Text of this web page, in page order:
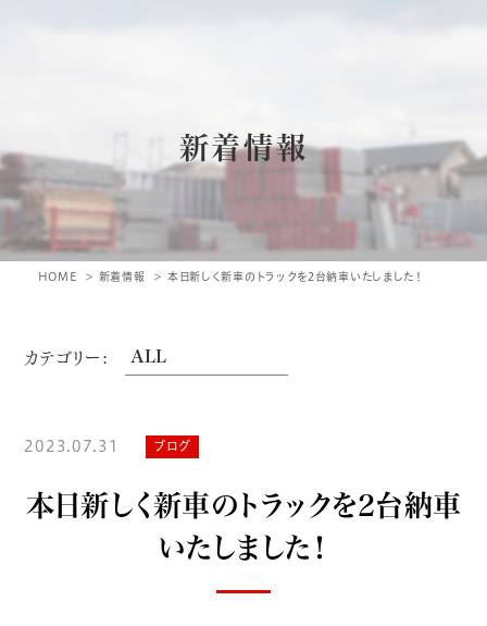
新着情報
HOME 新着情報 本日新しく新車のトラックを2台納車いたしました！
カテゴリー:
2023.07.31 ブログ
本日新しく新車のトラックを2台納車
いたしました！